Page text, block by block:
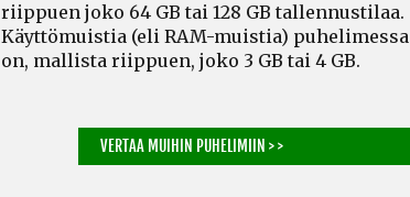
riippuen joko 64 GB tai 128 GB tallennustilaa.
Käyttömuistia (eli RAM-muistia) puhelimessa
on, mallista riippuen, joko 3 GB tai 4 GB.
VERTAA MUIHIN PUHELIMIIN > >